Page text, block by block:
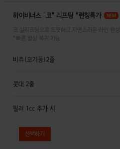
하이비너스 "코" 리프팅 *런칭특가 NEW
코 실리프팅으로 또렷하고 자연스러운 라인 완성!
*빠른 일상 복귀 가능
비쥬(코기둥)2줄
콧대 2줄
필러 1cc 추가 시